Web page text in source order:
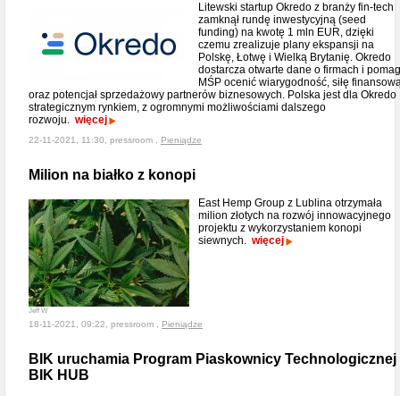
Litewski startup Okredo z branży fin-tech
zamknął rundę inwestycyjną (seed
funding) na kwotę 1 mln EUR, dzięki
czemu zrealizuje plany ekspansji na
Polskę, Łotwę i Wielką Brytanię. Okredo
dostarcza otwarte dane o firmach i
MŚP ocenić wiarygodność, siłę
oraz potencjał sprzedażowy partnerów biznesowych. Polska jest dla Okredo
strategicznym rynkiem, z ogromnymi możliwościami dalszego
rozwoju. więcej
22-11-2021, 11:30, pressroom , Pieniądze
Milion na białko z konopi
Jeff W
East Hemp Group z Lublina otrzymała
milion złotych na rozwój innowacyjnego
projektu z wykorzystaniem konopi
siewnych. więcej
18-11-2021, 09:22, pressroom , Pieniądze
BIK uruchamia Program Piaskownicy Technologicznej
BIK HUB